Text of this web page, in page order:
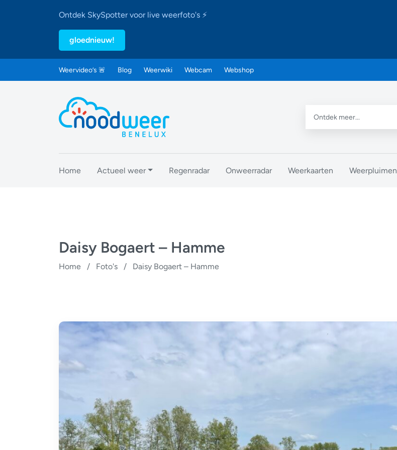
Ontdek SkySpotter voor live weerfoto's ⚡
gloednieuw!
Weervideo’s 🚨 Blog Weerwiki Webcam Webshop
Home Actueel weer Regenradar Onweerradar Weerkaarten Weerpluimen
Daisy Bogaert – Hamme
Home / Foto's / Daisy Bogaert – Hamme